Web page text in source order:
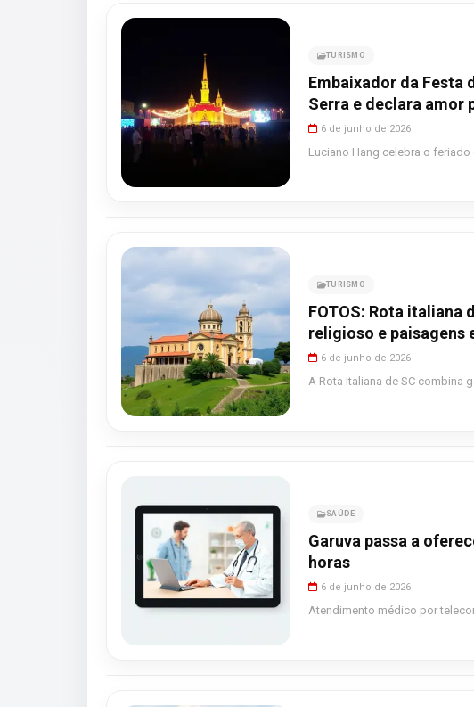
TURISMO
Embaixador da Festa
Serra e declara amor
6 de junho de 2026
Luciano Hang celebra o feriado
TURISMO
FOTOS: Rota italiana
religioso e paisagens
6 de junho de 2026
A Rota Italiana de SC combina
SAÚDE
Garuva passa a
horas
6 de junho de 2026
Atendimento médico por